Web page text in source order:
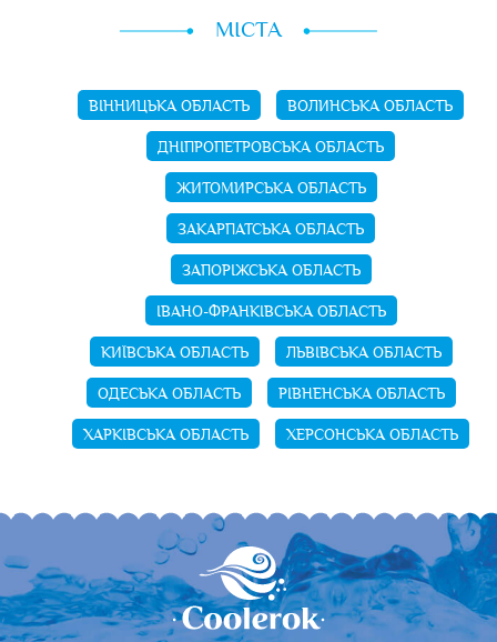
МІСТА
ВІННИЦЬКА ОБЛАСТЬ
ВОЛИНСЬКА ОБЛАСТЬ
ДНІПРОПЕТРОВСЬКА ОБЛАСТЬ
ЖИТОМИРСЬКА ОБЛАСТЬ
ЗАКАРПАТСЬКА ОБЛАСТЬ
ЗАПОРІЖСЬКА ОБЛАСТЬ
ІВАНО-ФРАНКІВСЬКА ОБЛАСТЬ
КИЇВСЬКА ОБЛАСТЬ
ЛЬВІВСЬКА ОБЛАСТЬ
ОДЕСЬКА ОБЛАСТЬ
РІВНЕНСЬКА ОБЛАСТЬ
ХАРКІВСЬКА ОБЛАСТЬ
ХЕРСОНСЬКА ОБЛАСТЬ